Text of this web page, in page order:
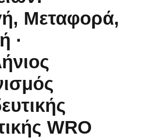
Μεταφορά,
·
WRO